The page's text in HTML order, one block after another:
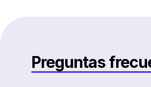
Preguntas